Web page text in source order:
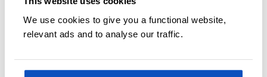
We use cookies to give you a functional website,
relevant ads and to analyse our traffic.
hvilke deler som fikk folk til å le høyt